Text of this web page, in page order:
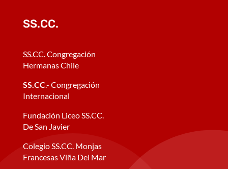
SS.CC.
SS.CC. Congregación
Hermanas Chile
SS.CC.- Congregación
Internacional
Fundación Liceo SS.CC.
De San Javier
Colegio SS.CC. Monjas
Francesas Viña Del Mar